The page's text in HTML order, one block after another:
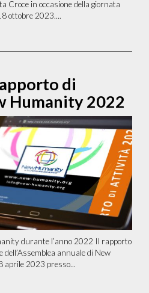
Croce in occasione della giornata
ottobre 2023....
di
Humanity 2022
durante l’anno 2022 Il rapporto
annuale di New
2023 presso...